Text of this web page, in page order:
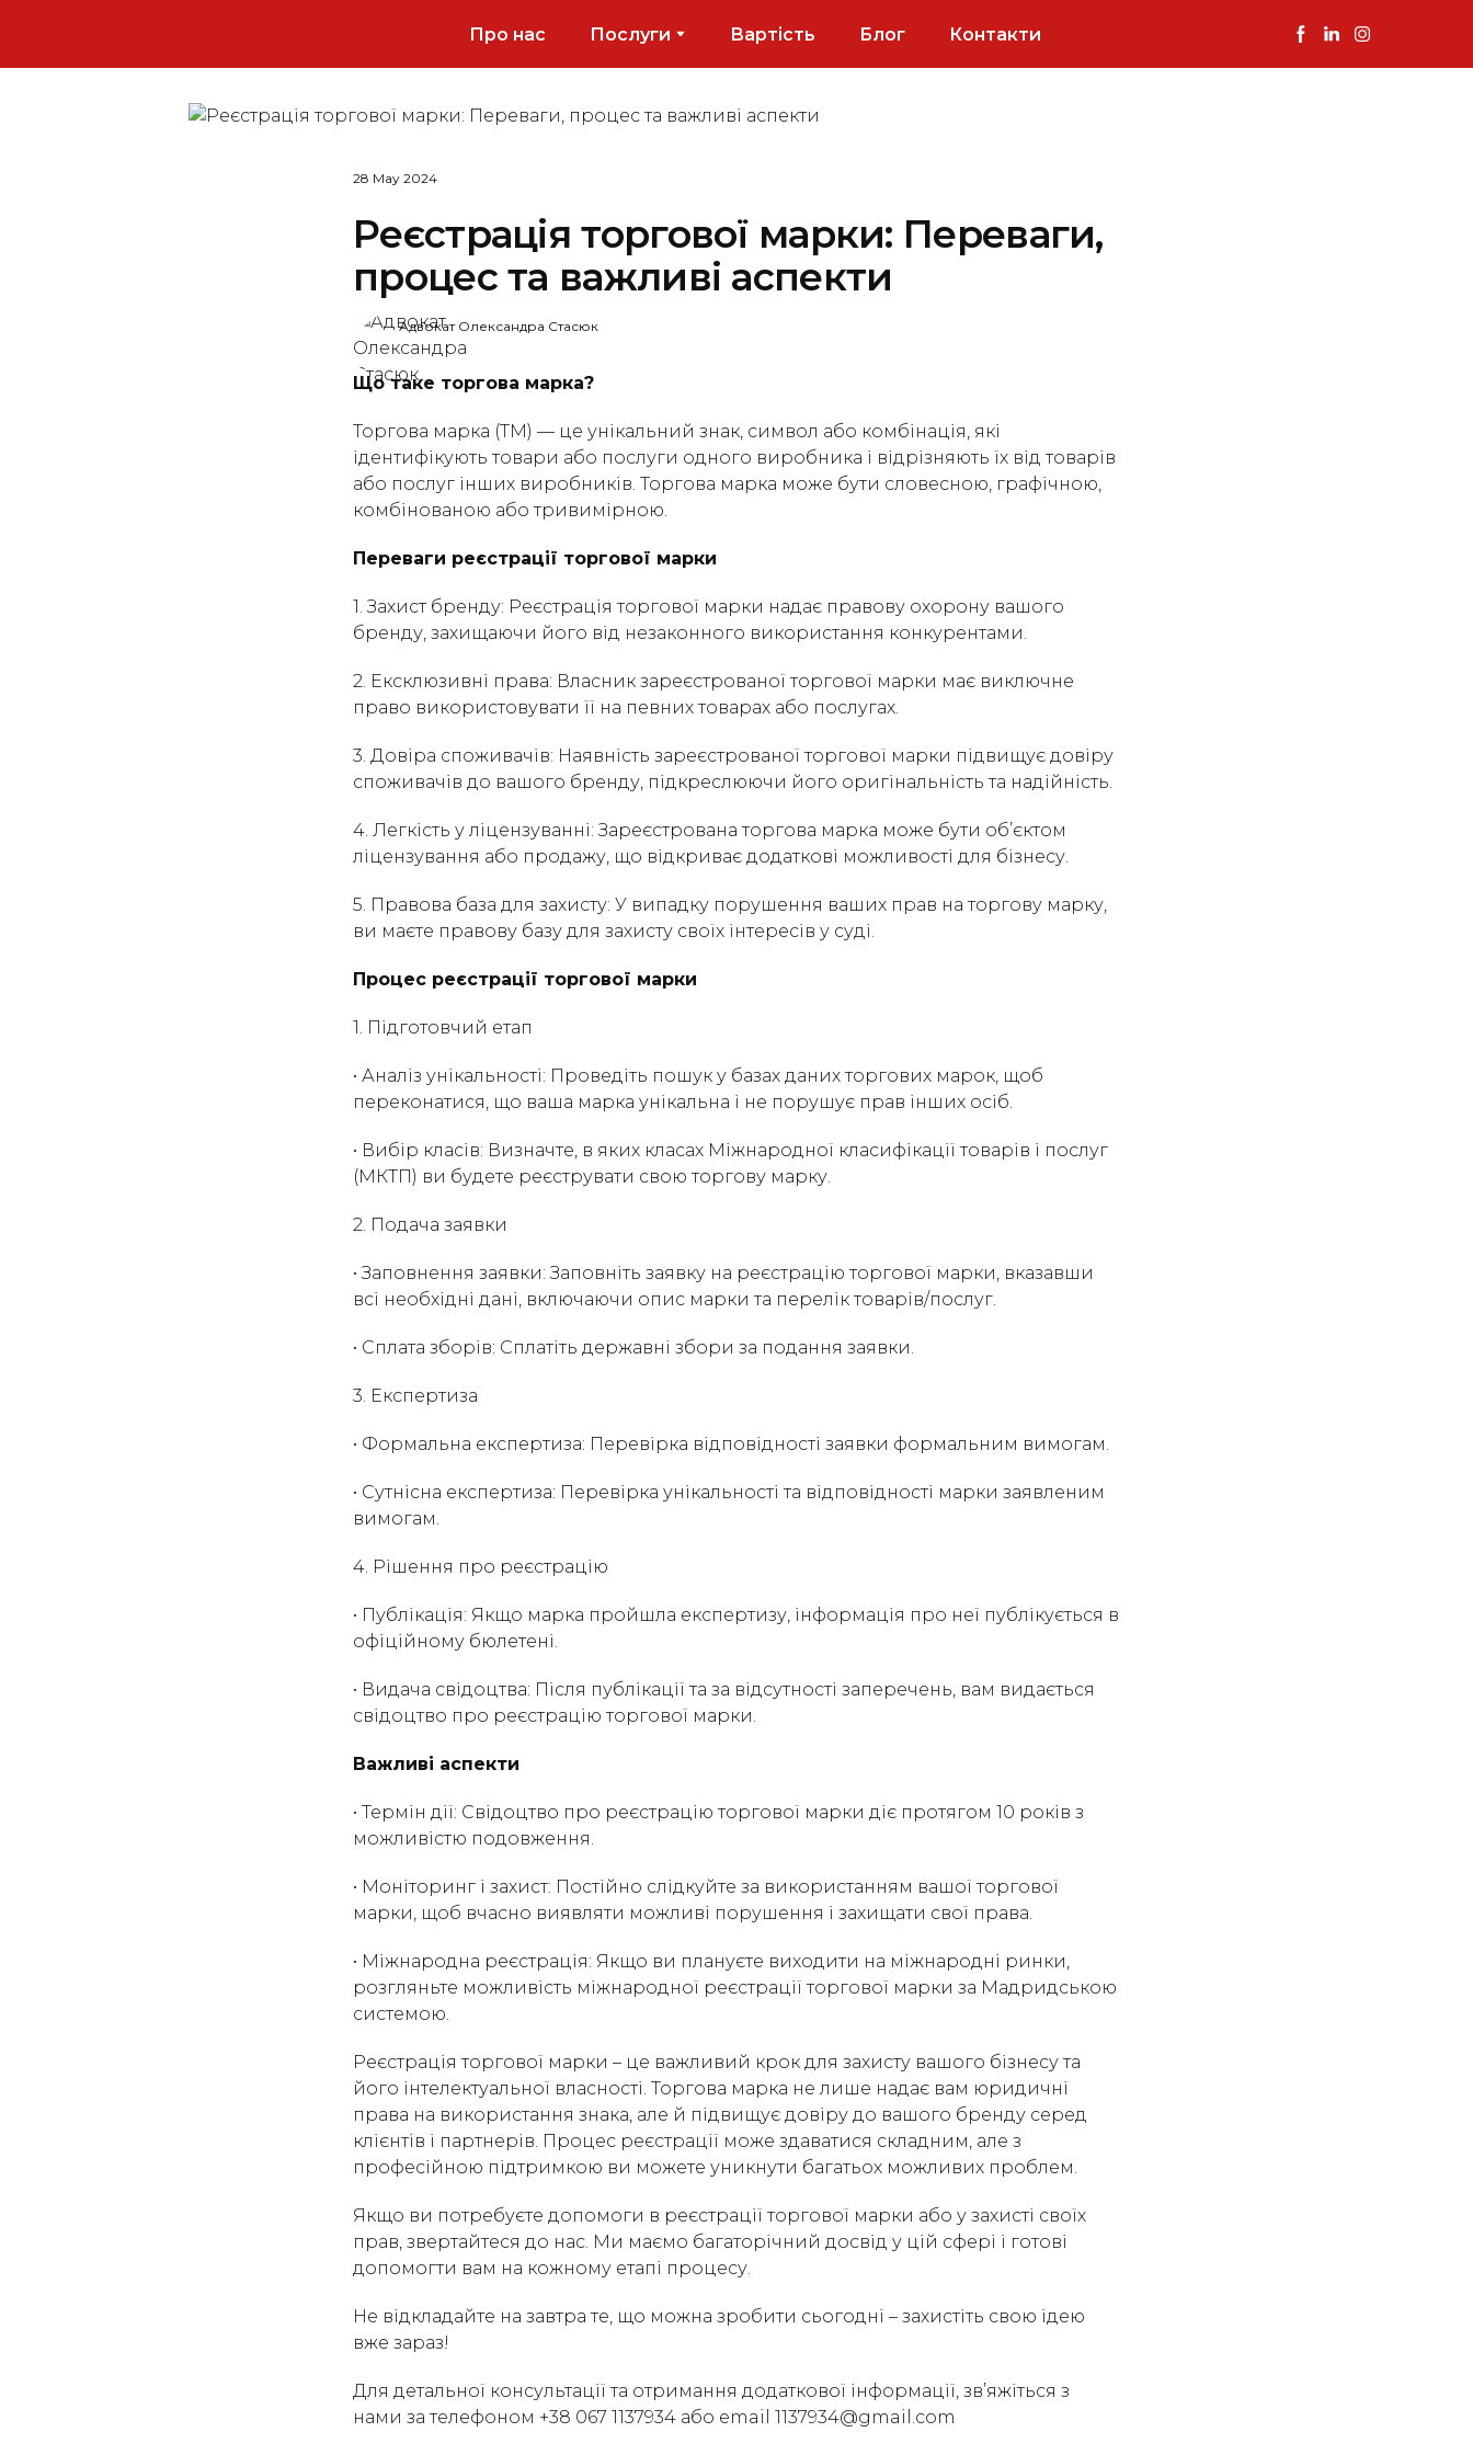
Про нас Послуги Вартість Блог Контакти
28 May 2024
Реєстрація торгової марки: Переваги,
процес та важливі аспекти
Адвокат Олександра Стасюк
Що таке торгова марка?
Торгова марка (TM) — це унікальний знак, символ або комбінація, які
ідентифікують товари або послуги одного виробника і відрізняють їх від товарів
або послуг інших виробників. Торгова марка може бути словесною, графічною,
комбінованою або тривимірною.
Переваги реєстрації торгової марки
1. Захист бренду: Реєстрація торгової марки надає правову охорону вашого
бренду, захищаючи його від незаконного використання конкурентами.
2. Ексклюзивні права: Власник зареєстрованої торгової марки має виключне
право використовувати її на певних товарах або послугах.
3. Довіра споживачів: Наявність зареєстрованої торгової марки підвищує довіру
споживачів до вашого бренду, підкреслюючи його оригінальність та надійність.
4. Легкість у ліцензуванні: Зареєстрована торгова марка може бути об’єктом
ліцензування або продажу, що відкриває додаткові можливості для бізнесу.
5. Правова база для захисту: У випадку порушення ваших прав на торгову марку,
ви маєте правову базу для захисту своїх інтересів у суді.
Процес реєстрації торгової марки
1. Підготовчий етап
• Аналіз унікальності: Проведіть пошук у базах даних торгових марок, щоб
переконатися, що ваша марка унікальна і не порушує прав інших осіб.
• Вибір класів: Визначте, в яких класах Міжнародної класифікації товарів і послуг
(МКТП) ви будете реєструвати свою торгову марку.
2. Подача заявки
• Заповнення заявки: Заповніть заявку на реєстрацію торгової марки, вказавши
всі необхідні дані, включаючи опис марки та перелік товарів/послуг.
• Сплата зборів: Сплатіть державні збори за подання заявки.
3. Експертиза
• Формальна експертиза: Перевірка відповідності заявки формальним вимогам.
• Сутнісна експертиза: Перевірка унікальності та відповідності марки заявленим
вимогам.
4. Рішення про реєстрацію
• Публікація: Якщо марка пройшла експертизу, інформація про неї публікується в
офіційному бюлетені.
• Видача свідоцтва: Після публікації та за відсутності заперечень, вам видається
свідоцтво про реєстрацію торгової марки.
Важливі аспекти
• Термін дії: Свідоцтво про реєстрацію торгової марки діє протягом 10 років з
можливістю подовження.
• Моніторинг і захист: Постійно слідкуйте за використанням вашої торгової
марки, щоб вчасно виявляти можливі порушення і захищати свої права.
• Міжнародна реєстрація: Якщо ви плануєте виходити на міжнародні ринки,
розгляньте можливість міжнародної реєстрації торгової марки за Мадридською
системою.
Реєстрація торгової марки – це важливий крок для захисту вашого бізнесу та
його інтелектуальної власності. Торгова марка не лише надає вам юридичні
права на використання знака, але й підвищує довіру до вашого бренду серед
клієнтів і партнерів. Процес реєстрації може здаватися складним, але з
професійною підтримкою ви можете уникнути багатьох можливих проблем.
Якщо ви потребуєте допомоги в реєстрації торгової марки або у захисті своїх
прав, звертайтеся до нас. Ми маємо багаторічний досвід у цій сфері і готові
допомогти вам на кожному етапі процесу.
Не відкладайте на завтра те, що можна зробити сьогодні – захистіть свою ідею
вже зараз!
Для детальної консультації та отримання додаткової інформації, зв’яжіться з
нами за телефоном +38 067 1137934 або email 1137934@gmail.com